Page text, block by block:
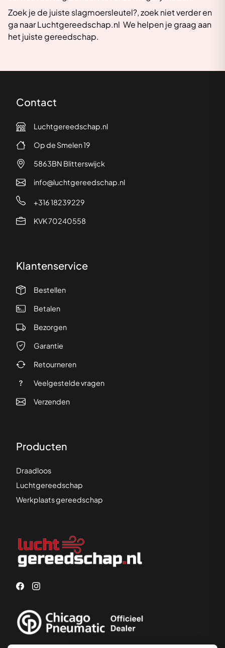
Zoek je de juiste slagmoersleutel?, zoek niet verder en
ga naar Luchtgereedschap.nl We helpen je graag aan
het juiste gereedschap.
Contact
Luchtgereedschap.nl
Op de Smelen 19
5863BN Blitterswijck
info@luchtgereedschap.nl
+316 18239229
KVK 70240558
Klantenservice
Bestellen
Betalen
Bezorgen
Garantie
Retourneren
Veelgestelde vragen
Verzenden
Producten
Draadloos
Luchtgereedschap
Werkplaats gereedschap